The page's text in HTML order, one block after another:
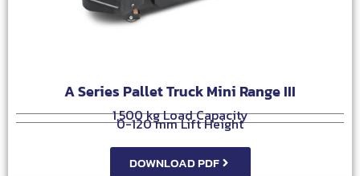
A Series Pallet Truck Mini Range III
1,500 kg Load Capacity
0-120 mm Lift Height
DOWNLOAD PDF